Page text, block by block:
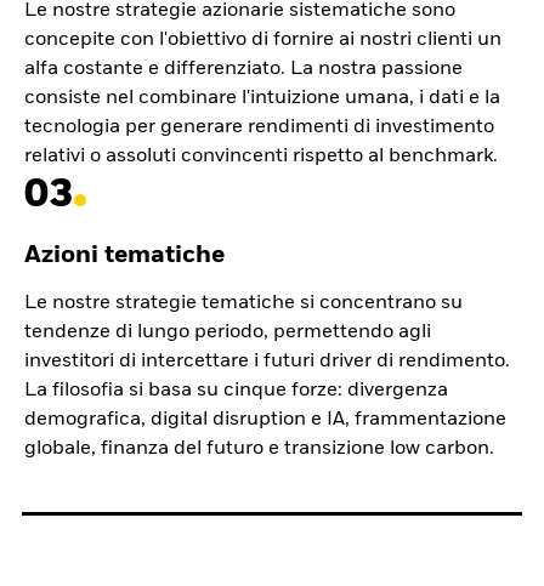
Le nostre strategie azionarie sistematiche sono
concepite con l'obiettivo di fornire ai nostri clienti un
alfa costante e differenziato. La nostra passione
consiste nel combinare l'intuizione umana, i dati e la
tecnologia per generare rendimenti di investimento
relativi o assoluti convincenti rispetto al benchmark.
03
Azioni tematiche
Le nostre strategie tematiche si concentrano su
tendenze di lungo periodo, permettendo agli
investitori di intercettare i futuri driver di rendimento.
La filosofia si basa su cinque forze: divergenza
demografica, digital disruption e IA, frammentazione
globale, finanza del futuro e transizione low carbon.